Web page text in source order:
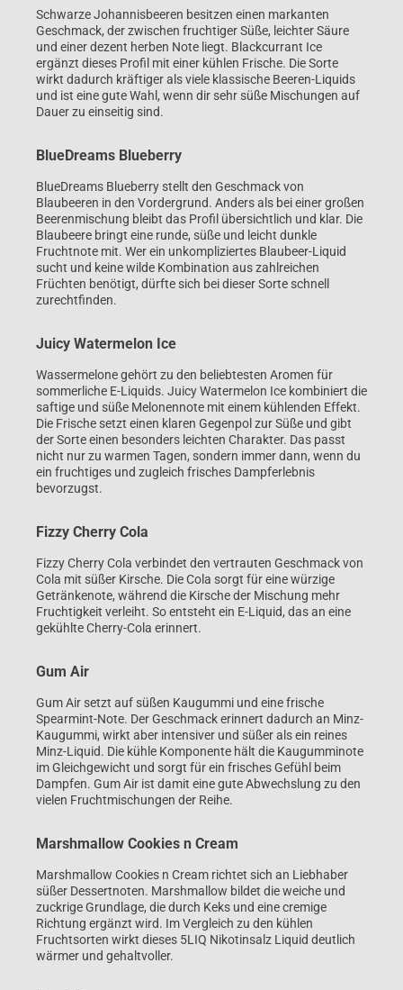
Schwarze Johannisbeeren besitzen einen markanten
Geschmack, der zwischen fruchtiger Süße, leichter Säure
und einer dezent herben Note liegt. Blackcurrant Ice
ergänzt dieses Profil mit einer kühlen Frische. Die Sorte
wirkt dadurch kräftiger als viele klassische Beeren-Liquids
und ist eine gute Wahl, wenn dir sehr süße Mischungen auf
Dauer zu einseitig sind.
BlueDreams Blueberry
BlueDreams Blueberry stellt den Geschmack von
Blaubeeren in den Vordergrund. Anders als bei einer großen
Beerenmischung bleibt das Profil übersichtlich und klar. Die
Blaubeere bringt eine runde, süße und leicht dunkle
Fruchtnote mit. Wer ein unkompliziertes Blaubeer-Liquid
sucht und keine wilde Kombination aus zahlreichen
Früchten benötigt, dürfte sich bei dieser Sorte schnell
zurechtfinden.
Juicy Watermelon Ice
Wassermelone gehört zu den beliebtesten Aromen für
sommerliche E-Liquids. Juicy Watermelon Ice kombiniert die
saftige und süße Melonennote mit einem kühlenden Effekt.
Die Frische setzt einen klaren Gegenpol zur Süße und gibt
der Sorte einen besonders leichten Charakter. Das passt
nicht nur zu warmen Tagen, sondern immer dann, wenn du
ein fruchtiges und zugleich frisches Dampferlebnis
bevorzugst.
Fizzy Cherry Cola
Fizzy Cherry Cola verbindet den vertrauten Geschmack von
Cola mit süßer Kirsche. Die Cola sorgt für eine würzige
Getränkenote, während die Kirsche der Mischung mehr
Fruchtigkeit verleiht. So entsteht ein E-Liquid, das an eine
gekühlte Cherry-Cola erinnert.
Gum Air
Gum Air setzt auf süßen Kaugummi und eine frische
Spearmint-Note. Der Geschmack erinnert dadurch an Minz-
Kaugummi, wirkt aber intensiver und süßer als ein reines
Minz-Liquid. Die kühle Komponente hält die Kaugumminote
im Gleichgewicht und sorgt für ein frisches Gefühl beim
Dampfen. Gum Air ist damit eine gute Abwechslung zu den
vielen Fruchtmischungen der Reihe.
Marshmallow Cookies n Cream
Marshmallow Cookies n Cream richtet sich an Liebhaber
süßer Dessertnoten. Marshmallow bildet die weiche und
zuckrige Grundlage, die durch Keks und eine cremige
Richtung ergänzt wird. Im Vergleich zu den kühlen
Fruchtsorten wirkt dieses 5LIQ Nikotinsalz Liquid deutlich
wärmer und gehaltvoller.